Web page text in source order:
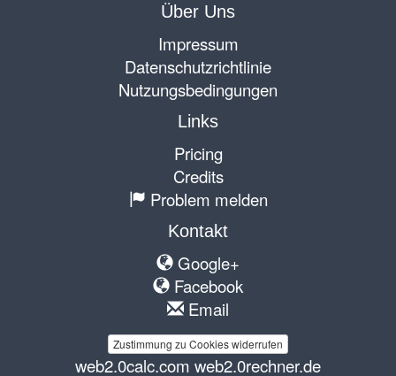
Über Uns
Impressum
Datenschutzrichtlinie
Nutzungsbedingungen
Links
Pricing
Credits
Problem melden
Kontakt
Google+
Facebook
Email
Zustimmung zu Cookies widerrufen
web2.0calc.com web2.0rechner.de